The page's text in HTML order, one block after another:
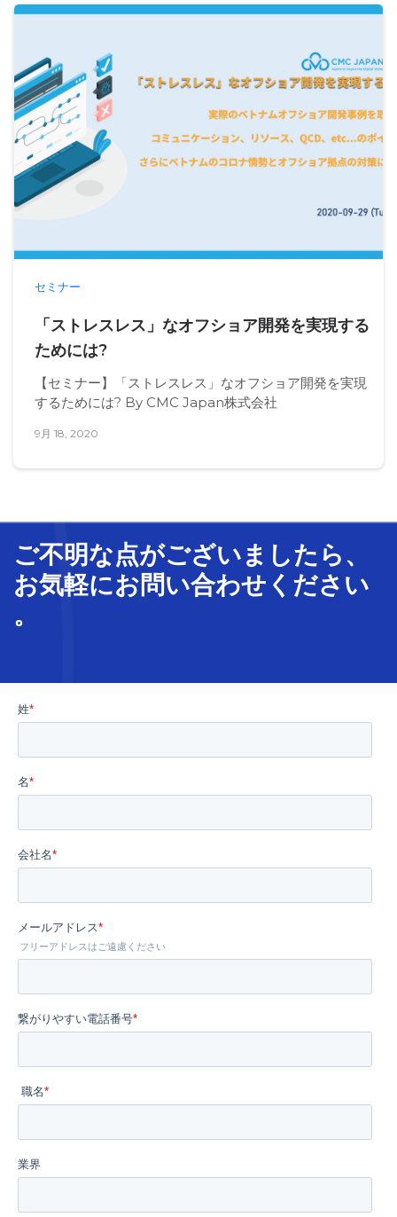
セミナー
「ストレスレス」なオフショア開発を実現する
ためには?
【セミナー】「ストレスレス」なオフショア開発を実現
するためには? By CMC Japan株式会社
9月 18, 2020
ご不明な点がございましたら、
お気軽にお問い合わせ ください
。